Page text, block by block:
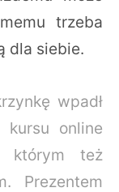
trzeba
dla siebie.
wpadł
kursu online
którym też
Prezentem